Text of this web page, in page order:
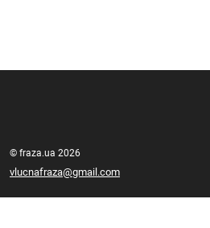
© fraza.ua 2026
vlucnafraza@gmail.com